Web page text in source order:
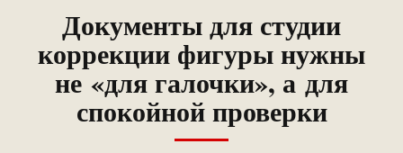
Документы для студии
коррекции фигуры нужны
не «для галочки», а для
спокойной проверки